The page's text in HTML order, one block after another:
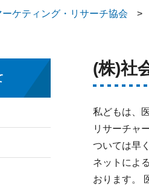
ケティング・リサーチ協会 >
(株)社
私どもは、
リサーチャ
ついては早
ネットによ
おります。